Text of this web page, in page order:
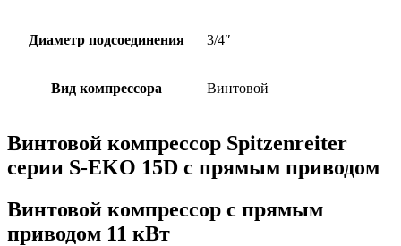
Диаметр подсоединения 3/4″
Вид компрессора Винтовой
Винтовой компрессор Spitzenreiter
серии S-EKO 15D с прямым приводом
Винтовой компрессор с прямым
приводом 11 кВт